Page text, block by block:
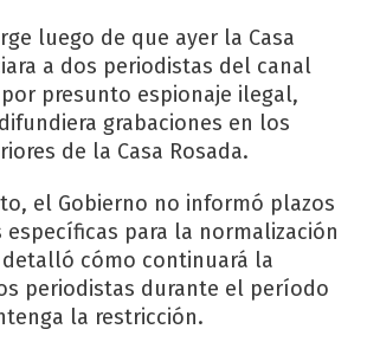
luego de que ayer la Casa
a dos periodistas del canal
presunto espionaje ilegal,
grabaciones en los
de la Casa Rosada.
el Gobierno no informó plazos
específicas para la normalización
cómo continuará la
periodistas durante el período
la restricción.